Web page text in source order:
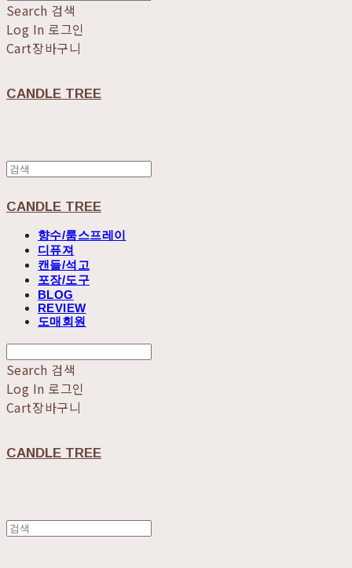
Search 검색
Log In 로그인
Cart장바구니
CANDLE TREE
CANDLE TREE
향수/룸스프레이
디퓨져
캔들/석고
포장/도구
BLOG
REVIEW
도매회원
Search 검색
Log In 로그인
Cart장바구니
CANDLE TREE